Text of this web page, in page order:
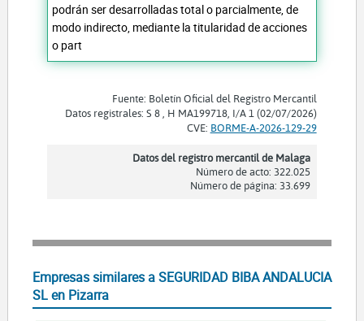
podrán ser desarrolladas total o parcialmente, de
modo indirecto, mediante la titularidad de acciones
o part
Fuente: Boletín Oficial del Registro Mercantil
Datos registrales: S 8 , H MA199718, I/A 1 (02/07/2026)
CVE: BORME-A-2026-129-29
Datos del registro mercantil de Malaga
Número de acto: 322.025
Número de página: 33.699
Empresas similares a SEGURIDAD BIBA ANDALUCIA
SL en Pizarra